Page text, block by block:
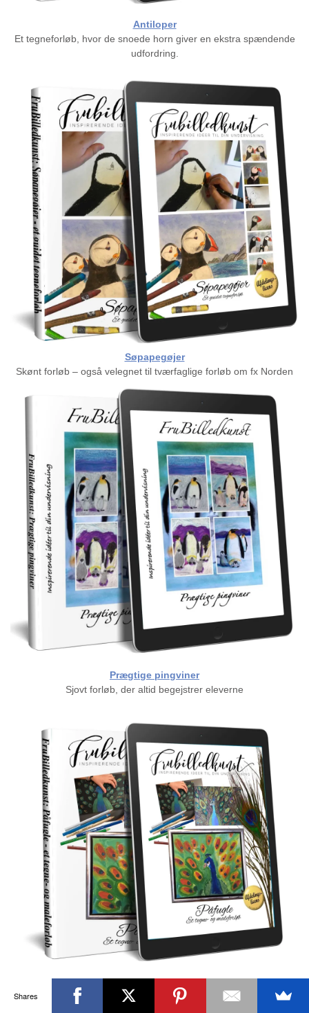
Antiloper
Et tegneforløb, hvor de snoede horn giver en ekstra spændende
udfordring.
Søpapegøjer
Skønt forløb – også velegnet til tværfaglige forløb om fx Norden
Prægtige pingviner
Sjovt forløb, der altid begejstrer eleverne
Godt struktureret forløb til første gange eleverne skal male
Shares